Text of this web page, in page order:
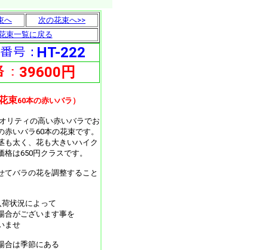
へ
次の花束へ>>
束一覧に戻る
HT-222
39600円
束60本の赤いバラ）
ティの高い赤いバラでお
赤いバラ60本の花束です。
も太く、花も大きいハイク
格は650円クラスです。
てバラの花を調整すること
状況によって
合がございます事を
ませ
合は季節にある